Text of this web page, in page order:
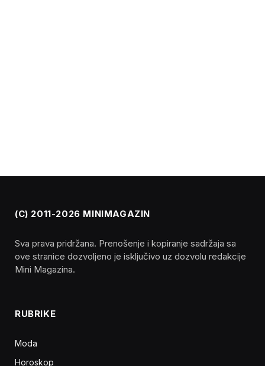
(C) 2011-2026 MINIMAGAZIN
Sva prava pridržana. Prenošenje i kopiranje sadržaja sa
ove stranice dozvoljeno je isključivo uz dozvolu redakcije
Mini Magazina.
RUBRIKE
Moda
Horoskop